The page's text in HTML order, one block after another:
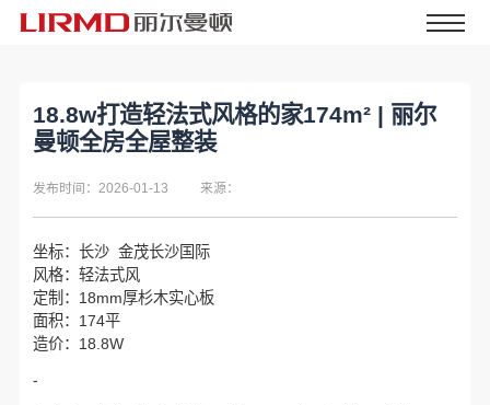
18.8w打造轻法式风格的家174m² | 丽尔
曼顿全房全屋整装
发布时间：2026-01-13 来源：
坐标：长沙 金茂长沙国际
风格：轻法式风
定制：18mm厚杉木实心板
面积：174平
造价：18.8W
-